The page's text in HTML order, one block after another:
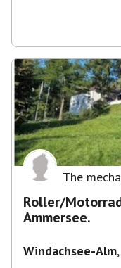
The
Roller/
Ammersee.
Windachsee-Alm,